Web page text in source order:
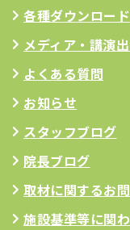
各種ダウンロー
メディア・講演
よくある質問
お知らせ
スタッフブログ
院長ブログ
取材に関するお
施設基準等に関